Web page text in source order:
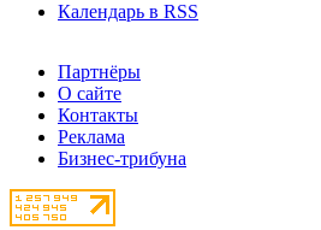
Календарь в RSS
Партнёры
О сайте
Контакты
Реклама
Бизнес-трибуна